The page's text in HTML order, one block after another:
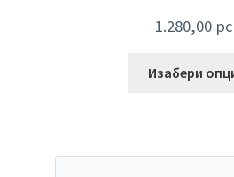
1.280,00
Изабери